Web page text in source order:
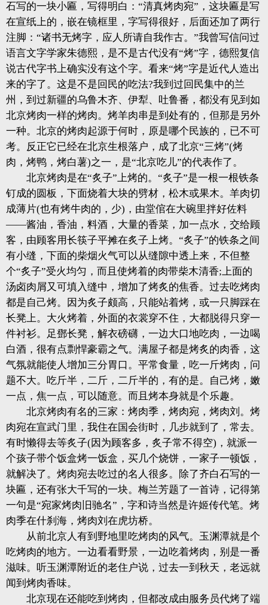
石写的一块小匾，写得明白：“清真烤肉宛”，这块匾是写
在宣纸上的，嵌在镜框里，字写得很好，后面还加了两行
注脚：“诸书无烤字，应人所请自我作古。”我曾写信问过
语言文字学家朱德熙，是不是古代没有“烤”字，德熙复信
说古代字书上确实没有这个字。看来“烤”字是近代人造出
来的字了。这是不是回民的吃法?我到过回民集中的兰
州，到过新疆的乌鲁木齐、伊犁、吐鲁番，都没有见到如
北京烤肉一样的烤肉。烤羊肉串是到处有的，但那是另外
一种。北京的烤肉起源于何时，原是哪个民族的，已不可
考。反正它已经在北京生根落户，成了北京“三烤”(烤
肉，烤鸭，烤白薯)之一，是“北京吃儿”的代表作了。
北京烤肉是在“炙子”上烤的。“炙子”是一根一根铁条
钉成的圆板，下面烧着大块的劈材，松木或果木。羊肉切
成薄片(也有烤牛肉的，少)，由堂倌在大碗里拌好佐料
——酱油，香油，料酒，大量的香菜，加一点水，交给顾
客，由顾客用长筷子平摊在炙子上烤。“炙子”的铁条之间
有小缝，下面的柴烟火气可以从缝隙中透上来，不但整
个“炙子”受火均匀，而且使烤着的肉带柴木清香;上面的
汤卤肉屑又可填入缝中，增加了烤炙的焦香。过去吃烤肉
都是自己烤。因为炙子颇高，只能站着烤，或一只脚踩在
长凳上。大火烤着，外面的衣裳穿不住，大都脱得只穿一
件衬衫。足鄧长凳，解衣磅礴，一边大口地吃肉，一边喝
白酒，很有点剽悍豪霸之气。满屋子都是烤炙的肉香，这
气氛就能使人增加三分胃口。平常食量，吃一斤烤肉，问
题不大。吃斤半，二斤，二斤半的，有的是。自己烤，嫩
一点，焦一点，可以随意。而且烤本身就是个乐趣。
北京烤肉有名的三家：烤肉季，烤肉宛，烤肉刘。烤
肉宛在宣武门里，我住在国会街时，几步就到了，常去。
有时懒得去等炙子(因为顾客多，炙子常不得空)，就派一
个孩子带个饭盒烤一饭盒，买几个烧饼，一家子一顿饭，
就解决了。烤肉宛去吃过的名人很多。除了齐白石写的一
块匾，还有张大千写的一块。梅兰芳题了一首诗，记得第
一句是“宛家烤肉旧驰名”，字和诗当然是许姬传代笔。烤
肉季在什刹海，烤肉刘在虎坊桥。
从前北京人有到野地里吃烤肉的风气。玉渊潭就是个
吃烤肉的地方。一边看看野景，一边吃着烤肉，别是一番
滋味。听玉渊潭附近的老住户说，过去一到秋天，老远就
闻到烤肉香味。
北京现在还能吃到烤肉，但都改成由服务员代烤了端